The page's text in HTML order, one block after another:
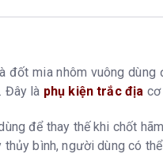
đốt mia nhôm vuông
Đây là phụ kiện trắc địa cơ
để thay thế khi chốt
bình, người dùng có